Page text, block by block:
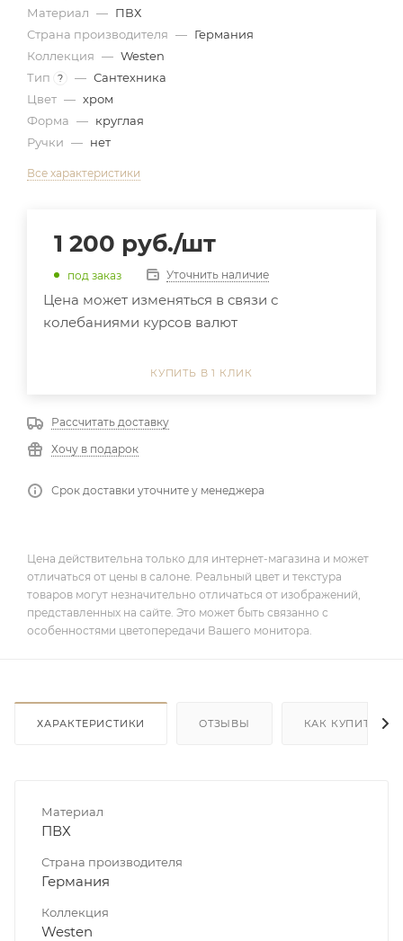
Материал — ПВХ
Страна производителя — Германия
Коллекция — Westen
Тип
? — Сантехника
Цвет — хром
Форма — круглая
Ручки — нет
Все характеристики
1 200 руб./шт
под заказ Уточнить наличие
Цена может изменяться в связи с
колебаниями курсов валют
КУПИТЬ В 1 КЛИК
Рассчитать доставку
Хочу в подарок
Срок доставки уточните у менеджера
Цена действительна только для интернет-магазина и может
отличаться от цены в салоне. Реальный цвет и текстура
товаров могут незначительно отличаться от изображений,
представленных на сайте. Это может быть связанно с
особенностями цветопередачи Вашего монитора.
ХАРАКТЕРИСТИКИ ОТЗЫВЫ КАК КУПИТЬ
Материал
ПВХ
Страна производителя
Германия
Коллекция
Westen